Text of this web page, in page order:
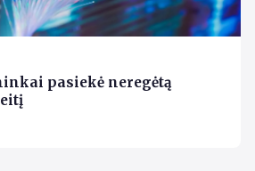
pasiekė neregėtą